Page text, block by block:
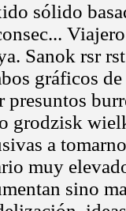
sólido
Sanok rsr
gráficos
presuntos
grodzisk
a
muy
sino